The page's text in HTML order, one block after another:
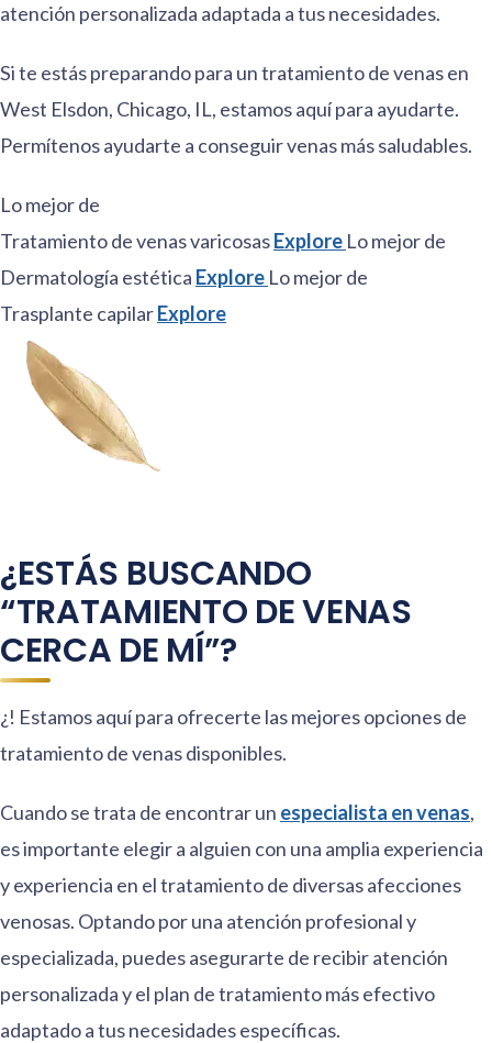
atención personalizada adaptada a tus necesidades.
Si te estás preparando para un tratamiento de venas en
West Elsdon, Chicago, IL, estamos aquí para ayudarte.
Permítenos ayudarte a conseguir venas más saludables.
Lo mejor de
Tratamiento de venas varicosasExplore Lo mejor de
Dermatología estética Explore Lo mejor de
Trasplante capilarExplore
¿ESTÁS BUSCANDO
“TRATAMIENTO DE VENAS
CERCA DE MÍ”?
¿! Estamos aquí para ofrecerte las mejores opciones de
tratamiento de venas disponibles.
Cuando se trata de encontrar un especialista en venas,
es importante elegir a alguien con una amplia experiencia
y experiencia en el tratamiento de diversas afecciones
venosas. Optando por una atención profesional y
especializada, puedes asegurarte de recibir atención
personalizada y el plan de tratamiento más efectivo
adaptado a tus necesidades específicas.